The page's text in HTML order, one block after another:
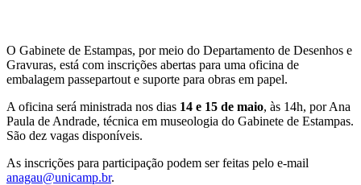
O Gabinete de Estampas, por meio do Departamento de Desenhos e
Gravuras, está com inscrições abertas para uma oficina de
embalagem passepartout e suporte para obras em papel.
A oficina será ministrada nos dias 14 e 15 de maio, às 14h, por Ana
Paula de Andrade, técnica em museologia do Gabinete de Estampas.
São dez vagas disponíveis.
As inscrições para participação podem ser feitas pelo e-mail
anagau@unicamp.br.